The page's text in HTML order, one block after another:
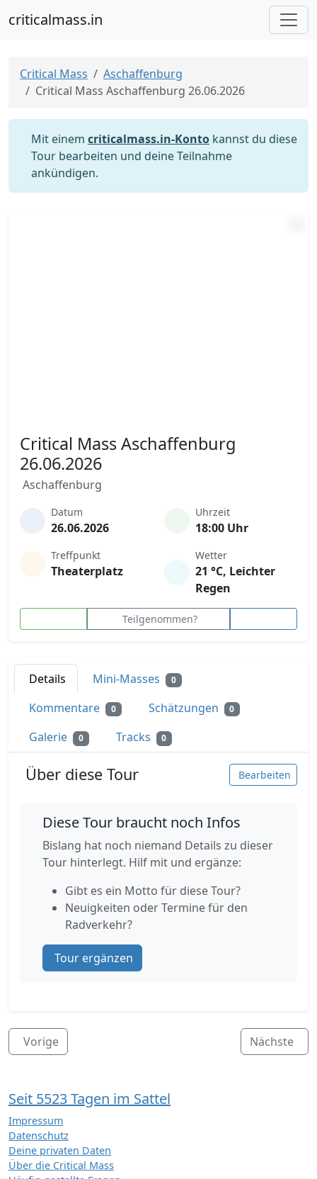
criticalmass.in
Critical Mass
Aschaffenburg
Critical Mass Aschaffenburg 26.06.2026
Mit einem criticalmass.in-Konto kannst du diese
Tour bearbeiten und deine Teilnahme
ankündigen.
Critical Mass Aschaffenburg
26.06.2026
Aschaffenburg
Datum
26.06.2026
Uhrzeit
18:00 Uhr
Treffpunkt
Theaterplatz
Wetter
21 °C, Leichter
Regen
Teilgenommen?
Details Mini-Masses 0
Kommentare 0 Schätzungen 0
Galerie 0 Tracks 0
Über diese Tour Bearbeiten
Diese Tour braucht noch Infos
Bislang hat noch niemand Details zu dieser
Tour hinterlegt. Hilf mit und ergänze:
Gibt es ein Motto für diese Tour?
Neuigkeiten oder Termine für den
Radverkehr?
Tour ergänzen
Vorige Nächste
Seit 5523 Tagen im Sattel
Impressum
Datenschutz
Deine privaten Daten
Über die Critical Mass